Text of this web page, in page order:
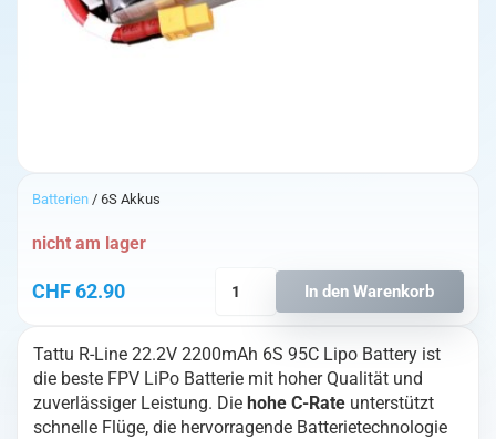
Batterien / 6S Akkus
CHF62.90
nicht am lager
22.2V
2200mAh
6S
95C
In den Warenkorb
Tattu R-Line 22.2V 2200mAh 6S 95C Lipo Battery ist
die beste FPV LiPo Batterie mit hoher Qualität und
zuverlässiger Leistung. Diehohe C-Rate unterstützt
schnelle Flüge, die hervorragende Batterietechnologie